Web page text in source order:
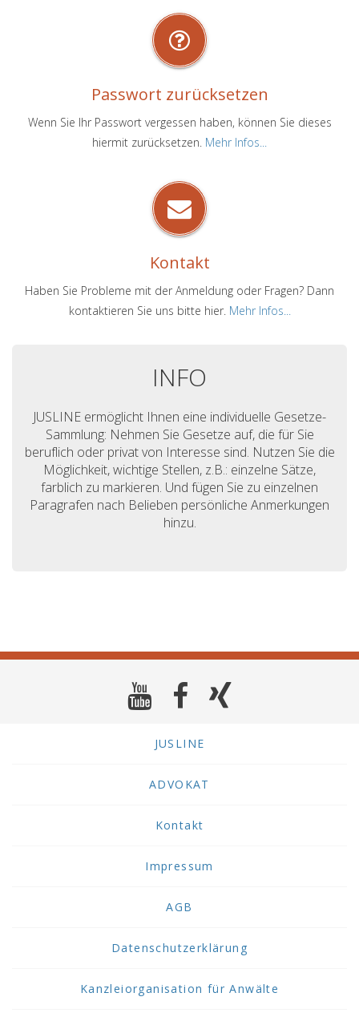
Passwort zurücksetzen
Wenn Sie Ihr Passwort vergessen haben, können Sie dieses
hiermit zurücksetzen. Mehr Infos...
Kontakt
Haben Sie Probleme mit der Anmeldung oder Fragen? Dann
kontaktieren Sie uns bitte hier. Mehr Infos...
INFO
JUSLINE ermöglicht Ihnen eine individuelle Gesetze-
Sammlung: Nehmen Sie Gesetze auf, die für Sie
beruflich oder privat von Interesse sind. Nutzen Sie die
Möglichkeit, wichtige Stellen, z.B.: einzelne Sätze,
farblich zu markieren. Und fügen Sie zu einzelnen
Paragrafen nach Belieben persönliche Anmerkungen
hinzu.
JUSLINE
ADVOKAT
Kontakt
Impressum
AGB
Datenschutzerklärung
Kanzleiorganisation für Anwälte